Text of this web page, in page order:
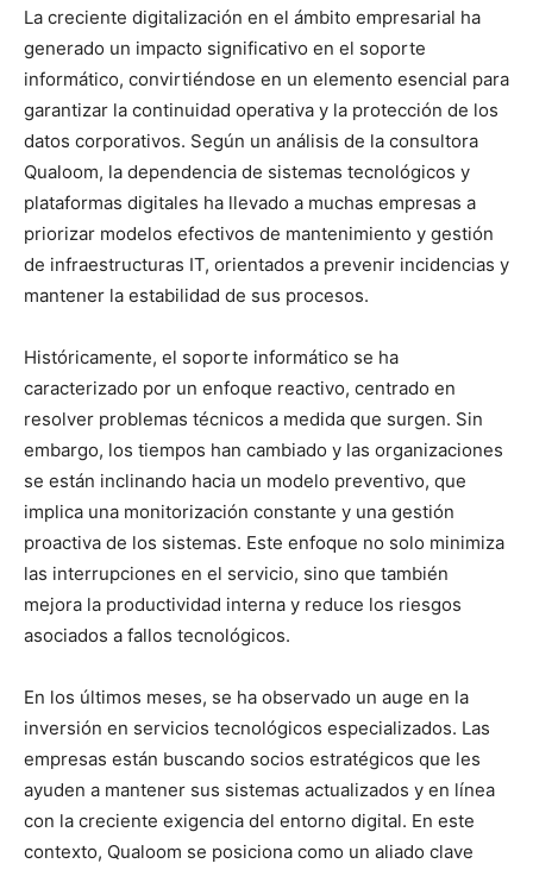
La creciente digitalización en el ámbito empresarial ha
generado un impacto significativo en el soporte
informático, convirtiéndose en un elemento esencial para
garantizar la continuidad operativa y la protección de los
datos corporativos. Según un análisis de la consultora
Qualoom, la dependencia de sistemas tecnológicos y
plataformas digitales ha llevado a muchas empresas a
priorizar modelos efectivos de mantenimiento y gestión
de infraestructuras IT, orientados a prevenir incidencias y
mantener la estabilidad de sus procesos.
Históricamente, el soporte informático se ha
caracterizado por un enfoque reactivo, centrado en
resolver problemas técnicos a medida que surgen. Sin
embargo, los tiempos han cambiado y las organizaciones
se están inclinando hacia un modelo preventivo, que
implica una monitorización constante y una gestión
proactiva de los sistemas. Este enfoque no solo minimiza
las interrupciones en el servicio, sino que también
mejora la productividad interna y reduce los riesgos
asociados a fallos tecnológicos.
En los últimos meses, se ha observado un auge en la
inversión en servicios tecnológicos especializados. Las
empresas están buscando socios estratégicos que les
ayuden a mantener sus sistemas actualizados y en línea
con la creciente exigencia del entorno digital. En este
contexto, Qualoom se posiciona como un aliado clave